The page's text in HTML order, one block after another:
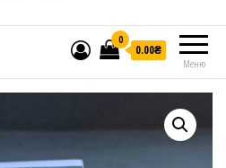
Меню
0
0.00₴